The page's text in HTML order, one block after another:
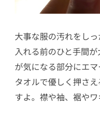
大事な服の汚れをし
入れる前のひと手間
が気になる部分にエ
タオルで優しく押さ
すよ。襟や袖、裾や